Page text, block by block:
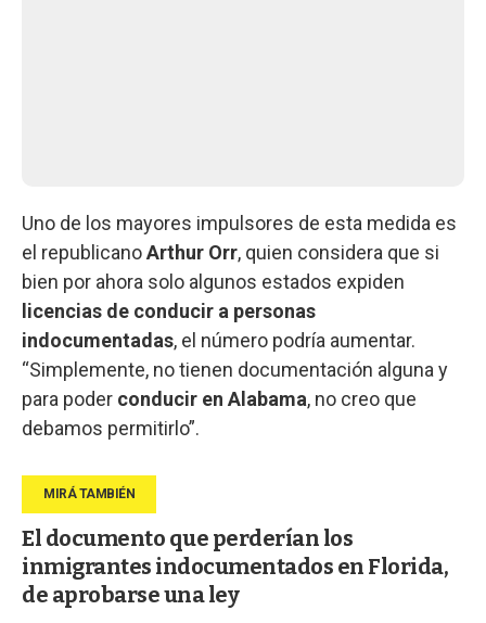
Uno de los mayores impulsores de esta medida es
el republicanoArthur Orr, quien considera que si
bien por ahora solo algunos estados expiden
licencias de conducir a personas
indocumentadas, el número podría aumentar.
“Simplemente, no tienen documentación alguna y
para poder conducir en Alabama, no creo que
debamos permitirlo”.
El documento que perderían los
inmigrantes indocumentados en Florida,
de aprobarse una ley